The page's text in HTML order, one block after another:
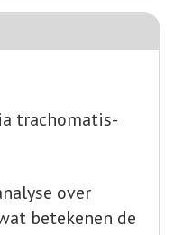
trachomatis-
over
betekenen de